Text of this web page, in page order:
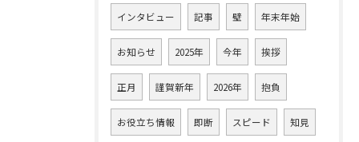
インタビュー 記事 壁 年末年始
お知らせ 2025年 今年 挨拶
正月 謹賀新年 2026年 抱負
お役立ち情報 即断 スピード 知見